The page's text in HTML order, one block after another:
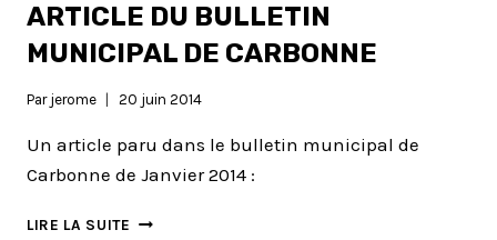
ARTICLE DU BULLETIN
MUNICIPAL DE CARBONNE
Par jerome 20 juin 2014
Un article paru dans le bulletin municipal de
Carbonne de Janvier 2014 :
LIRE LA SUITE ARTICLE